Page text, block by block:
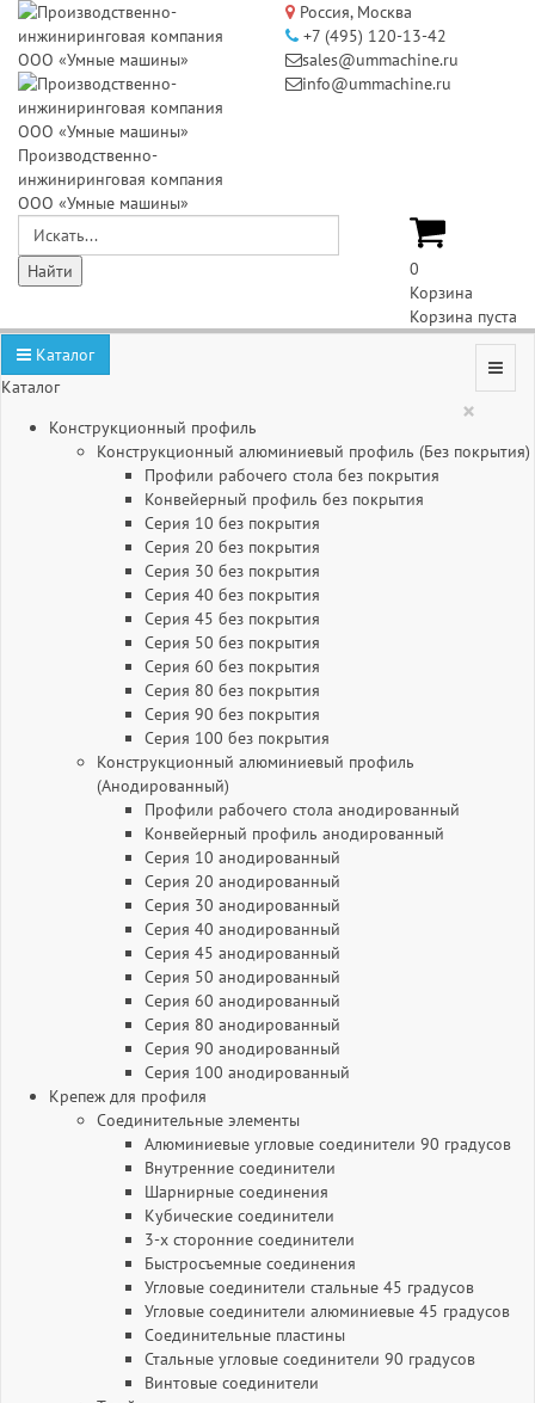
Производственно-
инжиниринговая компания
ООО «Умные машины»
Россия, Москва
+7 (495) 120-13-42
sales@ummachine.ru
info@ummachine.ru
0
Корзина
Корзина пуста
Каталог
Каталог
×
Конструкционный профиль
Конструкционный алюминиевый профиль (Без покрытия)
Профили рабочего стола без покрытия
Конвейерный профиль без покрытия
Серия 10 без покрытия
Серия 20 без покрытия
Серия 30 без покрытия
Серия 40 без покрытия
Серия 45 без покрытия
Серия 50 без покрытия
Серия 60 без покрытия
Серия 80 без покрытия
Серия 90 без покрытия
Серия 100 без покрытия
Конструкционный алюминиевый профиль
(Анодированный)
Профили рабочего стола анодированный
Конвейерный профиль анодированный
Серия 10 анодированный
Серия 20 анодированный
Серия 30 анодированный
Серия 40 анодированный
Серия 45 анодированный
Серия 50 анодированный
Серия 60 анодированный
Серия 80 анодированный
Серия 90 анодированный
Серия 100 анодированный
Крепеж для профиля
Соединительные элементы
Алюминиевые угловые соединители 90 градусов
Внутренние соединители
Шарнирные соединения
Кубические соединители
3-х сторонние соединители
Быстросъемные соединения
Угловые соединители стальные 45 градусов
Угловые соединители алюминиевые 45 градусов
Соединительные пластины
Стальные угловые соединители 90 градусов
Винтовые соединители